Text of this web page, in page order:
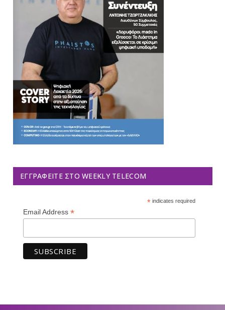
ΕΓΓΡΑΦΕΊΤΕ ΣΤΟ WEEKLY TELECOM
*indicates required
Email Address *